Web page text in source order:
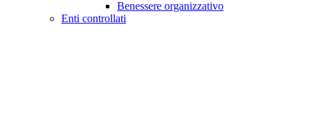
Benessere organizzativo
Enti controllati